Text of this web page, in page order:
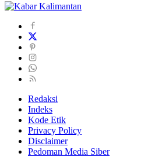
Redaksi
Indeks
Kode Etik
Privacy Policy
Disclaimer
Pedoman Media Siber